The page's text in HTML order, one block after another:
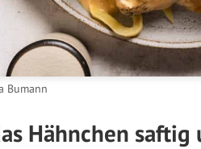
Bumann
Hähnchen